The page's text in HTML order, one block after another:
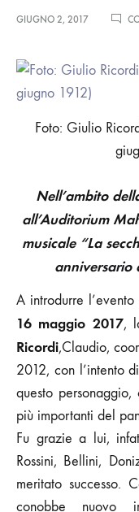
GIUGNO 2, 2017
Foto: Giulio
Nell’ambito
all’Auditorium
musicale “La
anniversario
A introdurre l’evento
16 maggio 2017,
Ricordi,Claudio,
2012, con l’intento
questo
più importanti del
Fu grazie a lui,
Rossini, Bellini,
meritato successo.
conobbe nuovo